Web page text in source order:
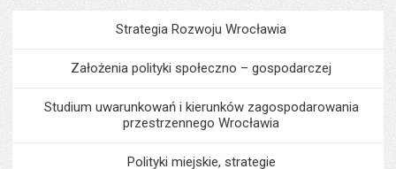
MenuProgramy i projekty
Strategia Rozwoju Wrocławia
Założenia polityki społeczno – gospodarczej
Studium uwarunkowań i kierunków zagospodarowania
przestrzennego Wrocławia
Polityki miejskie, strategie